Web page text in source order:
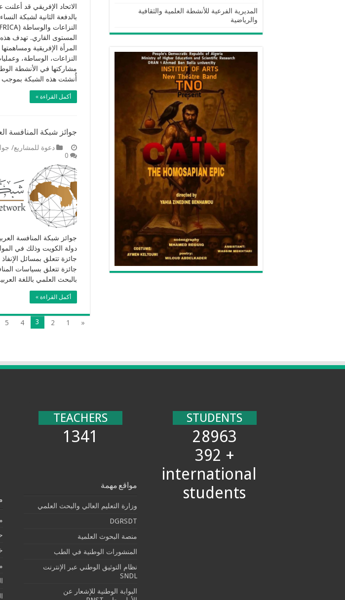
الاتحاد الإفريقي قد
بالدفعة الثانية لشبكة
المستوى القاري. تهدف هذه
المرأة الإفريقية
النزاعات، الوساطة،
مشاركتها في الأنشطة
أُنشئت هذه الشبكة بموجب
أكمل القراءة »
جوائز شبكة المنافسة
دعوة للمشاريع/
0
جوائز شبكة المنافسة
بالبحث العلمي باللغة
أكمل القراءة »
«
1
2
3
4
5
المديرية الفرعية للأنشطة العلمية والثقافية
والرياضية
STUDENTS
28963
+ 392
international
students
TEACHERS
1341
مواقع مهمة
وزارة التعليم العالي والبحث العلمي
DGRSDT
منصة البحوث العلمية
المنشورات الوطنية في الطب
نظام التوثيق الوطني عبر الإنترنت
SNDL
البوابة الوطنية للإشعار عن